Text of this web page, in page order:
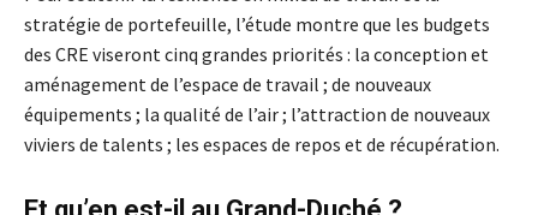
stratégie de portefeuille, l’étude montre que les budgets
des CRE viseront cinq grandes priorités : la conception et
aménagement de l’espace de travail ; de nouveaux
équipements ; la qualité de l’air ; l’attraction de nouveaux
viviers de talents ; les espaces de repos et de récupération.